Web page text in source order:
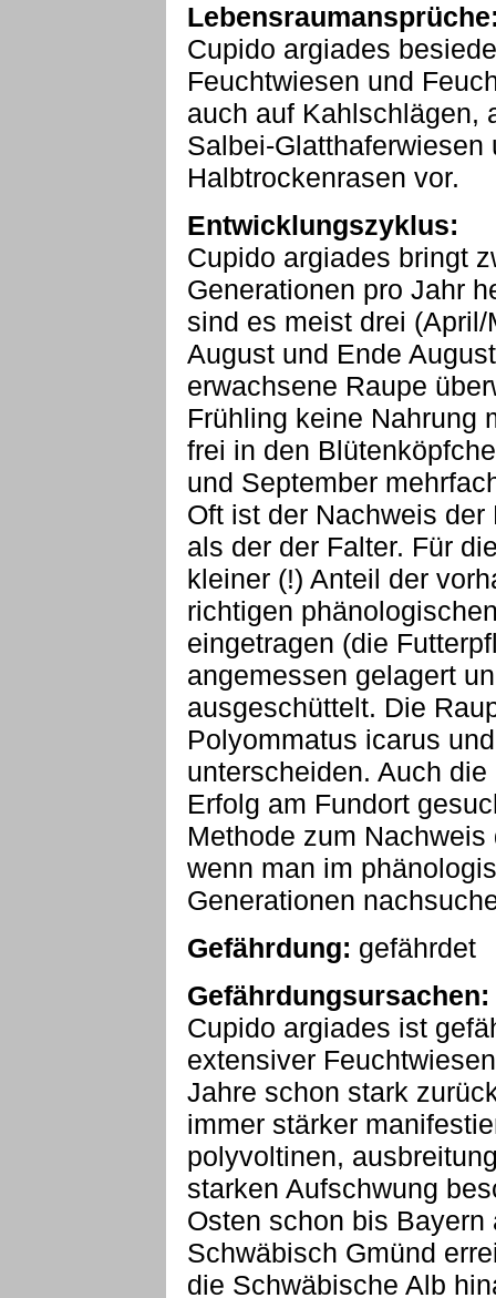
Cupido argiades
Feuchtwiesen und
auch auf Kahlschlägen,
Salbei-
Halbtrockenrasen vor.
Entwicklungszyklus:
Cupido argiades bringt
Generationen pro Jahr
sind es meist drei
August und Ende
erwachsene Raupe
Frühling keine Nahrung
frei in den
und September
Oft ist der Nachweis
als der der Falter. Für
kleiner (!) Anteil der
richtigen
eingetragen (die
angemessen gelagert
ausgeschüttelt. Die
Polyommatus icarus
unterscheiden. Auch
Erfolg am Fundort
Methode zum
wenn man im
Generationen
Gefährdung: gefährdet
Gefährdungsursachen:
Cupido argiades ist
extensiver
Jahre schon stark
immer stärker
polyvoltinen,
starken Aufschwung
Osten schon bis
Schwäbisch Gmünd
die Schwäbische Alb